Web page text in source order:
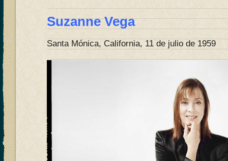
Suzanne Vega
Santa Mónica, California, 11 de julio de 1959